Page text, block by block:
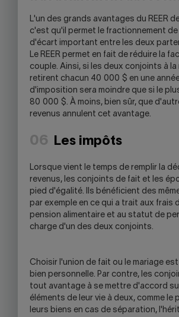
L'un des grands avantages du REER
c'est qu'il permet le fractionnement de
d'écart important entre les deux
Le REER permet en fait de réduire la
couple. Ainsi, si les deux conjoints à
retirent chacun 40 000 $ en une
d'imposition sera moindre que si le
80 000 $. À moins, bien sûr, que
revenus annulent cet avantage.
06 Les impôts
Lorsque vient le temps de remplir la
revenus, les conjoints de fait et les
pied d'égalité. Ils bénéficient des
par exemple en ce qui a trait aux frais
pension alimentaire et au statut de
charge d'un des deux conjoints.
Choisir l'union de fait ou le mariage
bien personnelle. Par contre, les
tout avantage à se mettre d'accord
éléments de leur vie à deux, comme le
leurs biens en cas de séparation,